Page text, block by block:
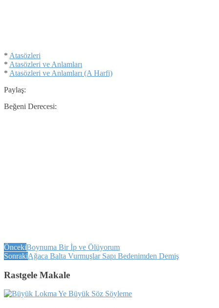
* Atasözleri
* Atasözleri ve Anlamları
* Atasözleri ve Anlamları (A Harfi)
Paylaş:
Beğeni Derecesi:
ÖncekiBoynuma Bir İp ve Ölüyorum
SonrakiAğaca Balta Vurmuşlar Sapı Bedenimden Demiş
Rastgele Makale